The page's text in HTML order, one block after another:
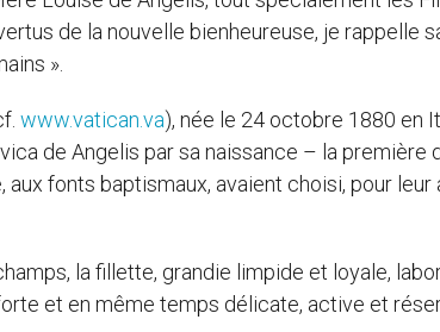
de la nouvelle bienheureuse, je rappelle
».
www.vatican.va), née le 24 octobre 1880 en
de Angelis par sa naissance – la première
fonts baptismaux, avaient choisi, pour leur
la fillette, grandie limpide et loyale,
et en même temps délicate, active et